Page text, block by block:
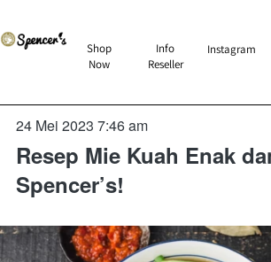
`
Shop
Now
` Info
Reseller
`Instagram
24 Mei 2023 7:46 am
Resep Mie Kuah Enak
Spencer’s!